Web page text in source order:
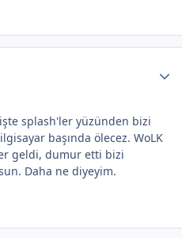
splash'ler yüzünden bizi
başında ölecez. WoLK
geldi, dumur etti bizi
Daha ne diyeyim.